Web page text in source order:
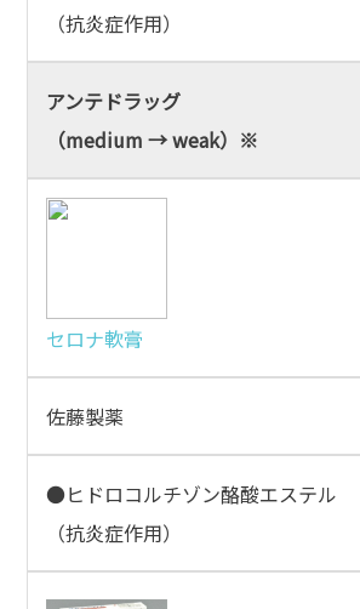
（抗炎症作用）
アンテドラッグ
（medium → weak）※
セロナ軟膏
佐藤製薬
●ヒドロコルチゾン酪酸エステル
（抗炎症作用）